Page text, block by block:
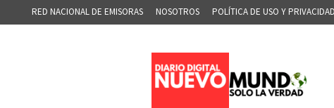
RED NACIONAL DE EMISORAS NOSOTROS POLÍTICA DE USO Y PRIVACIDAD